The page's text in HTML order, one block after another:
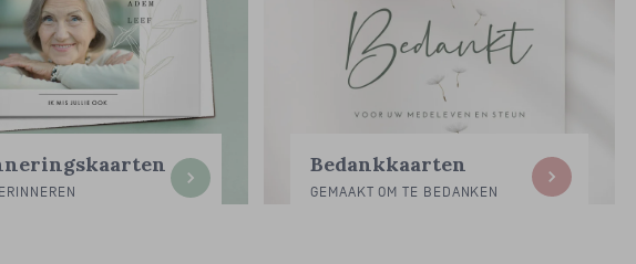
Bedankkaarten
GEMAAKT OM TE BEDANKEN